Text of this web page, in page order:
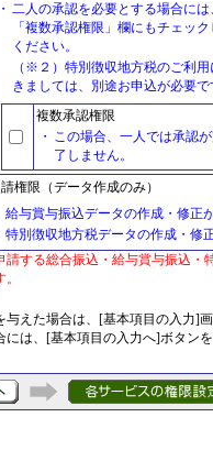
二人の承認を必要とする場合には
「複数承認権限」欄にもチェッ
ください。
（※２）特別徴収地方税のご利用
きましては、別途お申込が必要で
複数承認権限
・ この場合、一人では承認
了しません。
権限（データ作成のみ）
給与賞与振込データの作成・修正
特別徴収地方税データの作成・修
する総合振込・給与賞与振込
えた場合は、[基本項目の入力]
は、[基本項目の入力へ]ボタン